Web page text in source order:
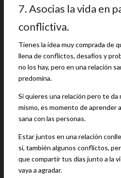
7. Asocias la vida en
conflictiva.
Tienes la idea muy comprada de
llena de conflictos, desafíos y
no los hay, pero en una relación
predomina.
Si quieres una relación pero te
mismo, es momento de aprender
sana con las personas.
Estar juntos en una relación
sí, también algunos conflictos,
que compartir tus días junto a la
vaya a agradar.